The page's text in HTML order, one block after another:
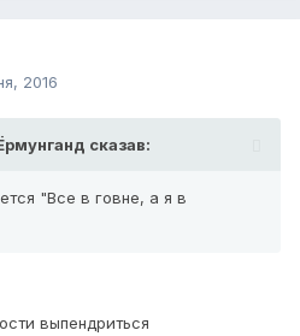
2016
сказав:
"Все в говне, а я в
выпендриться